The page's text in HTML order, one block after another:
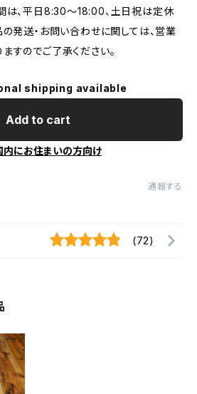
は、平日8:30～18:00、土日祝は定休
の発送・お問い合わせに関しては、営業
すのでご了承ください。
shipping available
Add to cart
内にお住まいの方向け
通報する
(72)